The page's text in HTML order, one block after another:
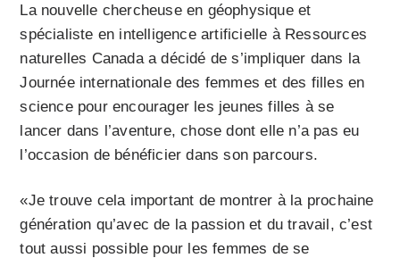
La nouvelle chercheuse en géophysique et
spécialiste en intelligence artificielle à Ressources
naturelles Canada a décidé de s’impliquer dans la
Journée internationale des femmes et des filles en
science pour encourager les jeunes filles à se
lancer dans l’aventure, chose dont elle n’a pas eu
l’occasion de bénéficier dans son parcours.
«Je trouve cela important de montrer à la prochaine
génération qu’avec de la passion et du travail, c’est
tout aussi possible pour les femmes de se